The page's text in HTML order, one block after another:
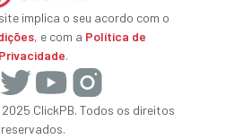
implica o seu acordo com o
, e com a Política de
Privacidade.
ClickPB. Todos os direitos
reservados.